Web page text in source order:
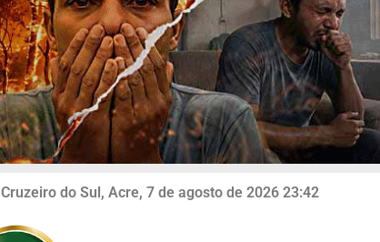
Cruzeiro do Sul, Acre, 7 de agosto de 2026 23:42